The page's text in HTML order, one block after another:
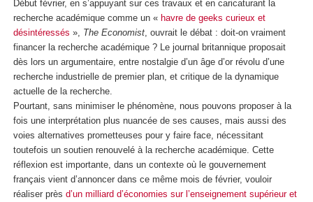
Début février, en s’appuyant sur ces travaux et en caricaturant la
recherche académique comme un « havre de geeks curieux et
désintéressés », The Economist , ouvrait le débat : doit-on vraiment
financer la recherche académique ? Le journal britannique proposait
dès lors un argumentaire, entre nostalgie d’un âge d’or révolu d’une
recherche industrielle de premier plan, et critique de la dynamique
actuelle de la recherche.
Pourtant, sans minimiser le phénomène, nous pouvons proposer à la
fois une interprétation plus nuancée de ses causes, mais aussi des
voies alternatives prometteuses pour y faire face, nécessitant
toutefois un soutien renouvelé à la recherche académique. Cette
réflexion est importante, dans un contexte où le gouvernement
français vient d’annoncer dans ce même mois de février, vouloir
réaliser près d’un milliard d’économies sur l’enseignement supérieur et